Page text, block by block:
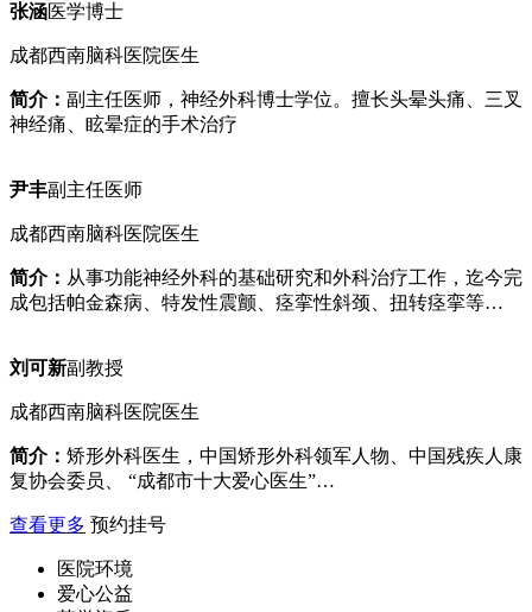
张涵医学博士
成都西南脑科医院医生
简介： 副主任医师，神经外科博士学位。擅长头晕头痛、三叉
神经痛、眩晕症的手术治疗
尹丰副主任医师
成都西南脑科医院医生
简介： 从事功能神经外科的基础研究和外科治疗工作，迄今完
成包括帕金森病、特发性震颤、痉挛性斜颈、扭转痉挛等…
刘可新副教授
成都西南脑科医院医生
简介： 矫形外科医生，中国矫形外科领军人物、中国残疾人康
复协会委员、 “成都市十大爱心医生”…
查看更多 预约挂号
医院环境
爱心公益